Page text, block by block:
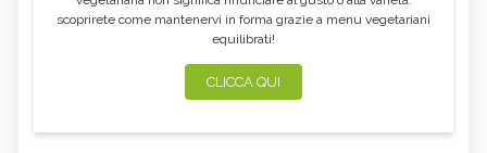
scoprirete come mantenervi in forma grazie a menu vegetariani
equilibrati!
CLICCA QUI